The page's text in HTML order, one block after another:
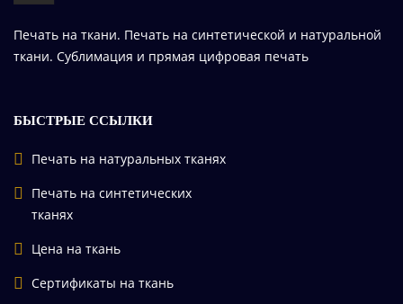
Печать на ткани. Печать на синтетической и натуральной
ткани. Сублимация и прямая цифровая печать
БЫСТРЫЕ ССЫЛКИ
Печать на натуральных тканях
Печать на синтетических
тканях
Цена на ткань
Сертификаты на ткань